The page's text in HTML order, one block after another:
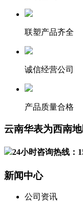
联塑产品齐全
诚信经营公司
产品质量合格
云南华表为西南
24小时咨询热线：
新闻中心
公司资讯